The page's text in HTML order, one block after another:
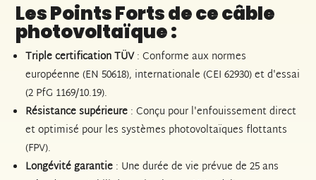
Les Points Forts de ce câble
photovoltaïque :
Triple certification TÜV: Conforme aux normes
européenne (EN 50618), internationale (CEI 62930) et d'essai
(2 PfG 1169/10.19).
Résistance supérieure : Conçu pour l'enfouissement direct
et optimisé pour les systèmes photovoltaïques flottants
(FPV).
Longévité garantie : Une durée de vie prévue de 25 ans